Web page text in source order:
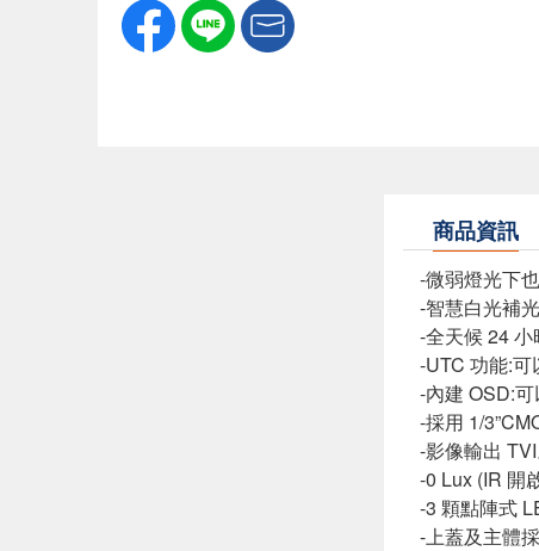
商品資訊
-微弱燈光下
-智慧白光補
-全天候 24 小
-UTC 功能:可
-內建 OSD:可
-採用 1/
-影像輸出 TVI
-0 Lux (IR 開
-3 顆點陣式
-上蓋及主體